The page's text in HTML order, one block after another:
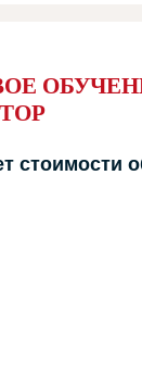
стоимости